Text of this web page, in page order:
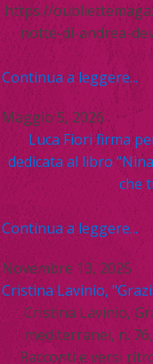
https://
notte-di-andrea-
Continua a leggere...
Maggio 5, 2026
Luca Fiori firma
dedicata al libro
che
Continua a leggere...
Novembre 13, 2025
Cristina Lavinio,
Cristina Lavinio,
mediterranei, n.
Racconti e versi